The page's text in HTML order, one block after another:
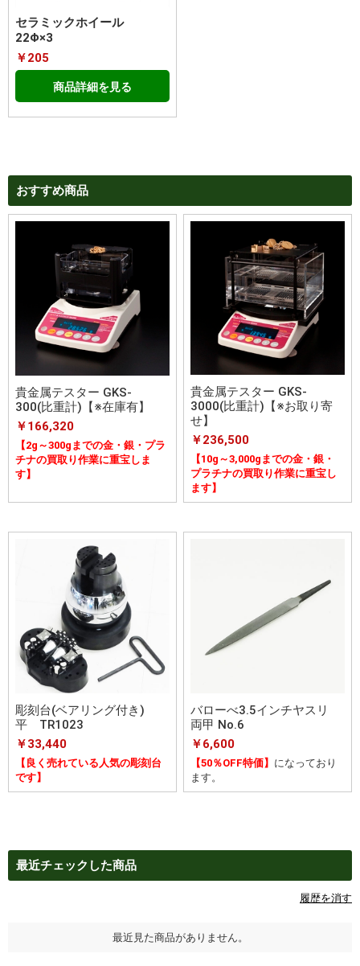
セラミックホイール
22Φ×3
￥205
商品詳細を見る
おすすめ商品
貴金属テスター GKS-
300(比重計)【※在庫有】
￥166,320
【2g～300gまでの金・銀・プラ
チナの買取り作業に重宝しま
す】
貴金属テスター GKS-
3000(比重計)【※お取り寄
せ】
￥236,500
【10g～3,000gまでの金・銀・
プラチナの買取り作業に重宝し
ます】
彫刻台(ベアリング付き)
平 TR1023
￥33,440
【良く売れている人気の彫刻台
です】
バローべ3.5インチヤスリ
両甲 No.6
￥6,600
【50％OFF特価】 になっており
ます。
最近チェックした商品
履歴を消す
最近見た商品がありません。